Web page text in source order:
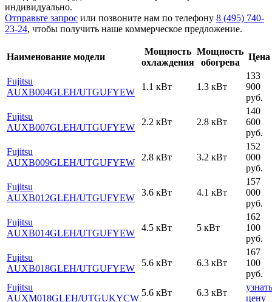
индивидуально.
Отправьте запрос или позвоните нам по телефону 8 (495) 740-
23-24, чтобы получить наше коммерческое предложение.
Наименование модели
Мощность
охлаждения
Мощность
обогрева
Цена
Fujitsu
AUXB004GLEH/UTGUFYEW
1.1 кВт 1.3 кВт
133
900
руб.
Fujitsu
AUXB007GLEH/UTGUFYEW
2.2 кВт 2.8 кВт
140
600
руб.
Fujitsu
AUXB009GLEH/UTGUFYEW
2.8 кВт 3.2 кВт
152
000
руб.
Fujitsu
AUXB012GLEH/UTGUFYEW
3.6 кВт 4.1 кВт
157
000
руб.
Fujitsu
AUXB014GLEH/UTGUFYEW
4.5 кВт 5 кВт
162
100
руб.
Fujitsu
AUXB018GLEH/UTGUFYEW
5.6 кВт 6.3 кВт
167
100
руб.
Fujitsu
AUXM018GLEH/UTGUKYCW
5.6 кВт 6.3 кВт
узнать
цену